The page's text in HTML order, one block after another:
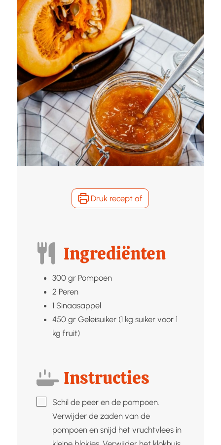
Druk recept af
Ingrediënten
300 gr Pompoen
2 Peren
1 Sinaasappel
450 gr Geleisuiker (1 kg suiker voor 1
kg fruit)
Instructies
▢Schil de peer en de pompoen.
Verwijder de zaden van de
pompoen en snijd het vruchtvlees in